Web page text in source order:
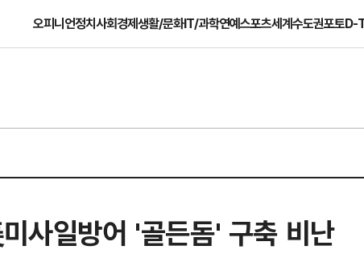
오피니언정치사회경제생활/문화IT/과학연예스포츠세계수도권포토D-
사일방어 '골든돔' 구축 비난